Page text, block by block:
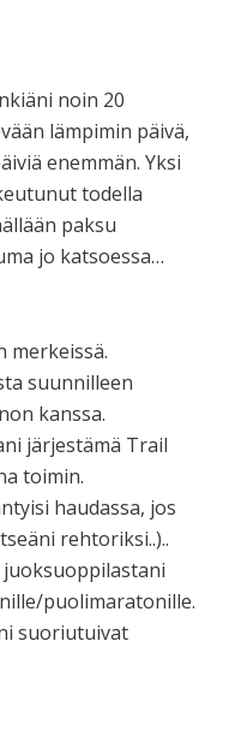
noin 20
lämpimin päivä,
enemmän. Yksi
todella
paksu
jo katsoessa…
merkeissä.
suunnilleen
kanssa.
järjestämä Trail
toimin.
haudassa, jos
rehtoriksi..)..
puolimaratonille.
suoriutuivat